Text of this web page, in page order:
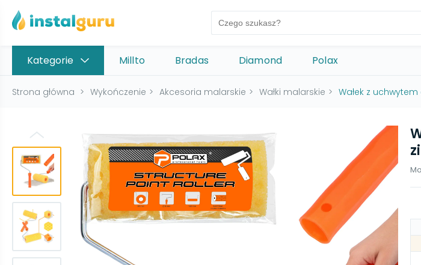
Kategorie Millto Bradas Diamond Polax
Strona główna > Wykończenie > Akcesoria malarskie > Wałki malarskie > Wałek z